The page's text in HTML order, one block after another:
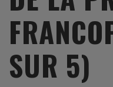
SUR 5)